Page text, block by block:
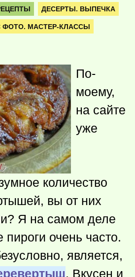
ДЕСЕРТЫ. ВЫПЕЧКА
ФОТО. МАСТЕР-КЛАССЫ
По-
моему,
на сайте
уже
количество
вы от них
Я на самом деле
пироги очень часто.
является,
. Вкусен и